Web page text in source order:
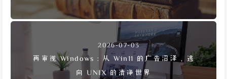
2026-07-03
再审视 Windows：从 Win11 的广告沼泽，逃
向 UNIX 的清净世界